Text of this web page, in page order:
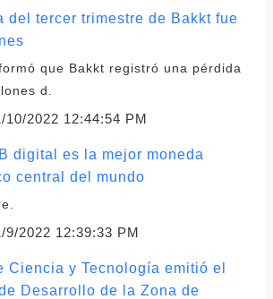
del tercer trimestre de Bakkt fue
que Bakkt registró una pérdida
d.
10/2022 12:44:54 PM
digital es la mejor moneda
central del mundo
9/2022 12:39:33 PM
Ciencia y Tecnología emitió el
Desarrollo de la Zona de